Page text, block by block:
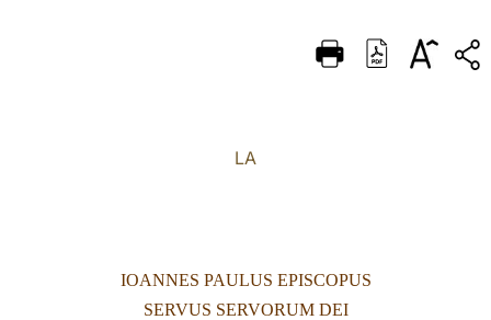
DEUTSCH
LA
IOANNES PAULUS EPISCOPUS
SERVUS SERVORUM DEI